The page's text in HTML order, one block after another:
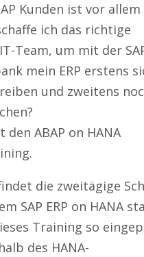
Kunden ist vor allem
ich das richtige
Team, um mit der
mein ERP erstens
und zweitens
ABAP on HANA
die zweitägige
SAP ERP on HANA
Training so
des HANA-